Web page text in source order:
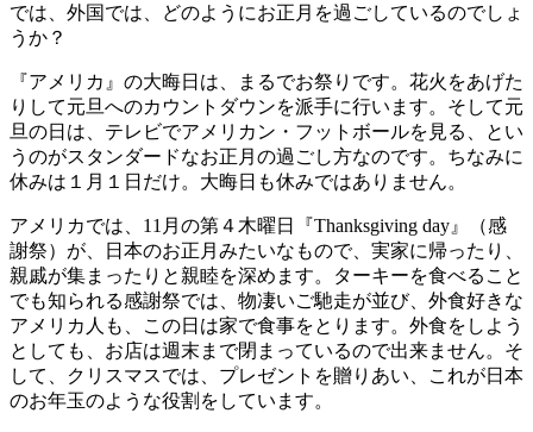
では、外国では、どのようにお正月を過ごしているのでしょ
うか？
『アメリカ』の大晦日は、まるでお祭りです。花火をあげた
りして元旦へのカウントダウンを派手に行います。そして元
旦の日は、テレビでアメリカン・フットボールを見る、とい
うのがスタンダードなお正月の過ごし方なのです。ちなみに
休みは１月１日だけ。大晦日も休みではありません。
アメリカでは、11月の第４木曜日『Thanksgiving day』（感
謝祭）が、日本のお正月みたいなもので、実家に帰ったり、
親戚が集まったりと親睦を深めます。ターキーを食べること
でも知られる感謝祭では、物凄いご馳走が並び、外食好きな
アメリカ人も、この日は家で食事をとります。外食をしよう
としても、お店は週末まで閉まっているので出来ません。そ
して、クリスマスでは、プレゼントを贈りあい、これが日本
のお年玉のような役割をしています。